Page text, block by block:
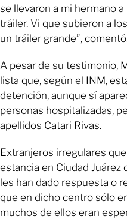
se llevaron a mi hermano
tráiler. Vi que subieron a
un tráiler grande”,
A pesar de su testimonio,
lista que, según el INM,
detención, aunque sí
personas hospitalizadas,
apellidos Catari Rivas.
Extranjeros irregulares
estancia en Ciudad Juárez
les han dado respuesta o
que en dicho centro sólo
muchos de ellos eran